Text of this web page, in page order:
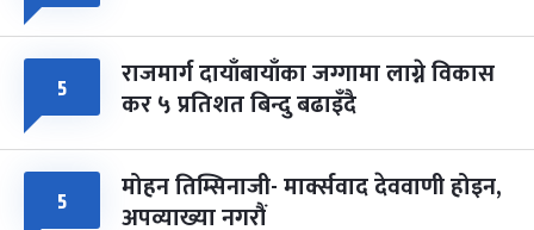
५ राजमार्ग दायाँबायाँका जग्गामा लाग्ने विकास
कर ५ प्रतिशत बिन्दु बढाइँदै
५ मोहन तिम्सिनाजी- मार्क्सवाद देववाणी होइन,
अपव्याख्या नगरौं